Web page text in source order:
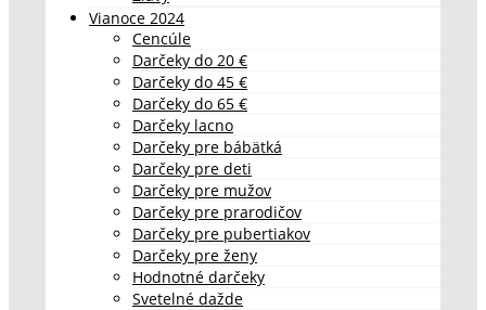
Vianoce 2024
Cencúle
Darčeky do 20 €
Darčeky do 45 €
Darčeky do 65 €
Darčeky lacno
Darčeky pre bábätká
Darčeky pre deti
Darčeky pre mužov
Darčeky pre prarodičov
Darčeky pre pubertiakov
Darčeky pre ženy
Hodnotné darčeky
Svetelné dažde